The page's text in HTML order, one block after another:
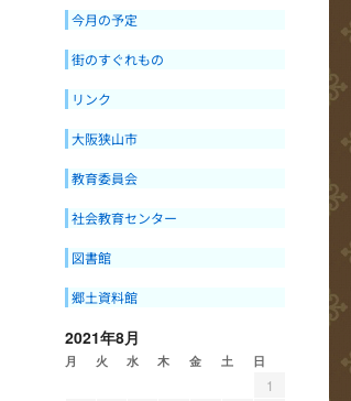
今月の予定
街のすぐれもの
リンク
大阪狭山市
教育委員会
社会教育センター
図書館
郷土資料館
2021年8月
月 火 水 木 金 土 日
1